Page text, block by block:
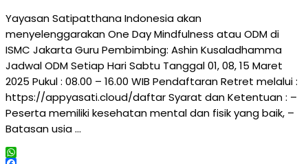
Yayasan Satipatthana Indonesia akan
menyelenggarakan One Day Mindfulness atau ODM di
ISMC Jakarta Guru Pembimbing: Ashin Kusaladhamma
Jadwal ODM Setiap Hari Sabtu Tanggal 01, 08, 15 Maret
2025 Pukul : 08.00 – 16.00 WIB Pendaftaran Retret melalui :
https://appyasati.cloud/daftar Syarat dan Ketentuan : –
Peserta memiliki kesehatan mental dan fisik yang baik, –
Batasan usia …